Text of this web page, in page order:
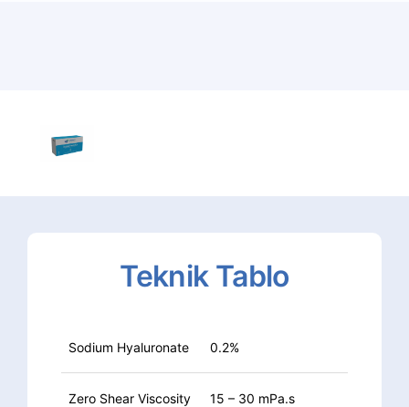
Teknik Tablo
Sodium Hyaluronate 0.2%
Zero Shear Viscosity 15 – 30 mPa.s